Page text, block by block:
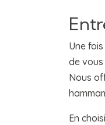
Une
de
Nous
En